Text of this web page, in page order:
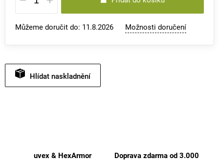
Můžeme doručit do: 11.8.2026 Možnosti doručení
Hlídat
uvex & HexArmor
Doprava zdarma od 3.000